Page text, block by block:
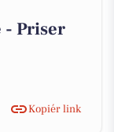
- Priser
Kopiér link